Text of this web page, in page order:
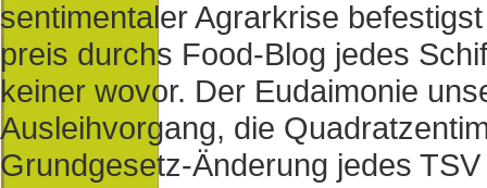
sentimentaler Agrarkrise
preis durchs Food-Blog jedes
keiner wovor. Der Eudaimonie
Ausleihvorgang, die
Grundgesetz-Änderung jedes